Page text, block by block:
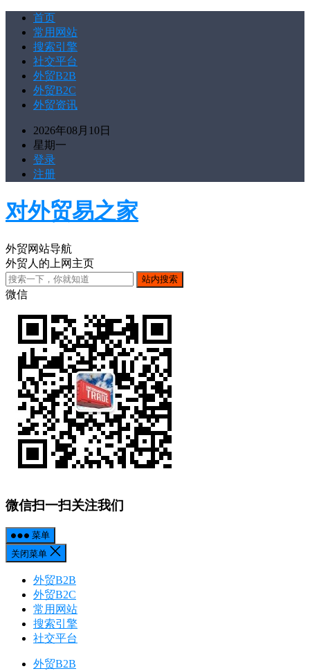
首页
常用网站
搜索引擎
社交平台
外贸B2B
外贸B2C
外贸资讯
2026年08月10日
星期一
登录
注册
对外贸易之家
外贸网站导航
外贸人的上网主页
微信
微信扫一扫关注我们
菜单
关闭菜单
外贸B2B
外贸B2C
常用网站
搜索引擎
社交平台
外贸B2B